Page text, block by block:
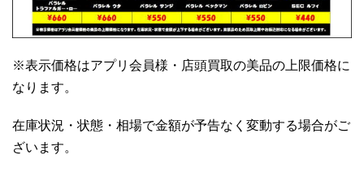
※表示価格はアプリ会員様・店頭買取の美品の上限価格に
なります。
在庫状況・状態・相場で金額が予告なく変動する場合がご
ざいます。